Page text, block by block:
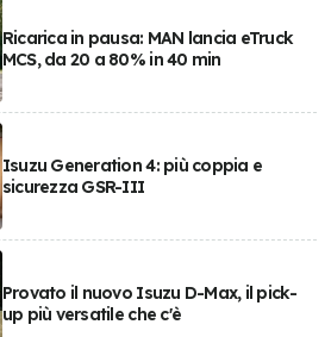
Ricarica in pausa: MAN lancia eTruck
MCS, da 20 a 80% in 40 min
Isuzu Generation 4: più coppia e
sicurezza GSR-III
Provato il nuovo Isuzu D-Max, il pick-
up più versatile che c'è